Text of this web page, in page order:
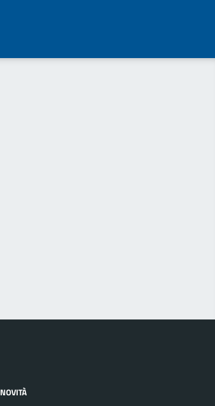
NOVITÀ